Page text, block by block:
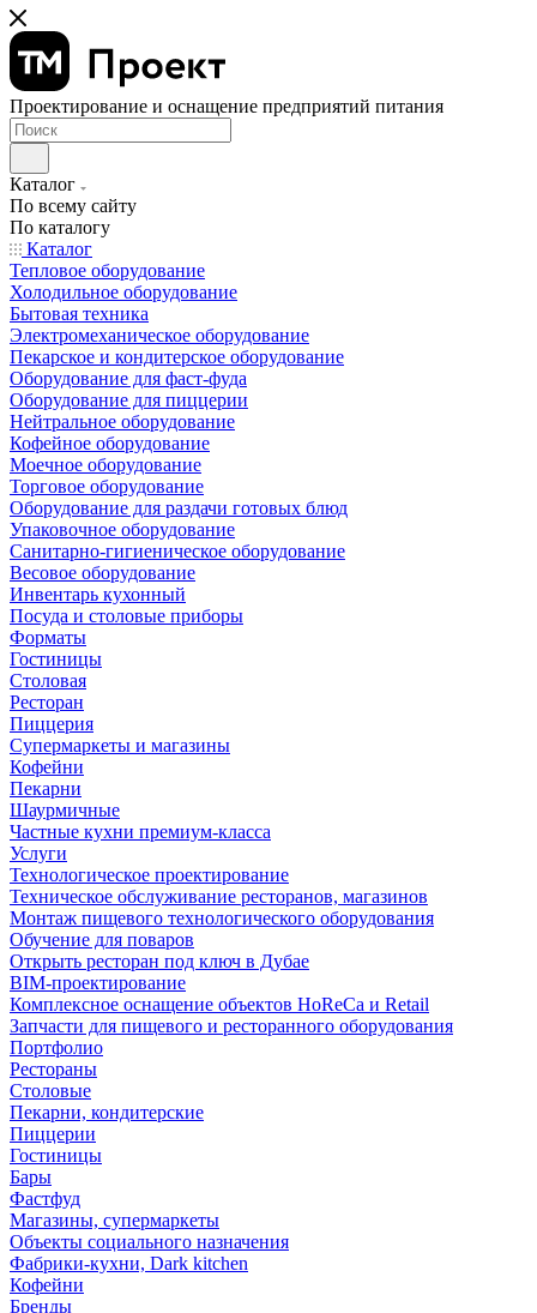
Проектирование и оснащение предприятий питания
Каталог
По всему сайту
По каталогу
Каталог
Тепловое оборудование
Холодильное оборудование
Бытовая техника
Электромеханическое оборудование
Пекарское и кондитерское оборудование
Оборудование для фаст-фуда
Оборудование для пиццерии
Нейтральное оборудование
Кофейное оборудование
Моечное оборудование
Торговое оборудование
Оборудование для раздачи готовых блюд
Упаковочное оборудование
Санитарно-гигиеническое оборудование
Весовое оборудование
Инвентарь кухонный
Посуда и столовые приборы
Форматы
Гостиницы
Столовая
Ресторан
Пиццерия
Супермаркеты и магазины
Кофейни
Пекарни
Шаурмичные
Частные кухни премиум-класса
Услуги
Технологическое проектирование
Техническое обслуживание ресторанов, магазинов
Монтаж пищевого технологического оборудования
Обучение для поваров
Открыть ресторан под ключ в Дубае
BIM-проектирование
Комплексное оснащение объектов HoReCa и Retail
Запчасти для пищевого и ресторанного оборудования
Портфолио
Рестораны
Столовые
Пекарни, кондитерские
Пиццерии
Гостиницы
Бары
Фастфуд
Магазины, супермаркеты
Объекты социального назначения
Фабрики-кухни, Dark kitchen
Кофейни
Бренды